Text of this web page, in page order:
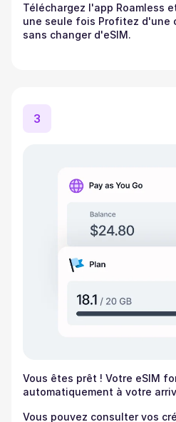
Téléchargez l'app Roamless
une seule fois Profitez d'une
sans changer d'eSIM.
3
Vous êtes prêt ! Votre eSIM
automatiquement à votre
Vous pouvez consulter vos